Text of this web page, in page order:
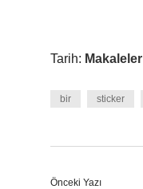
Tarih: Makaleler
bir sticker
Önceki Yazı